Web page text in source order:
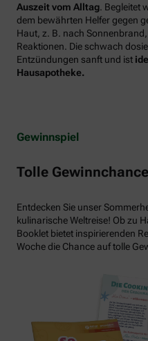
Auszeit vom Alltag .
dem bewährten Helfer gegen
Haut, z. B. nach
Reaktionen. Die schwach
Entzündungen sanft und ist
Hausapotheke.
Gewinnspiel
Tolle
Entdecken Sie unser
kulinarische Weltreise! Ob zu
Booklet bietet inspirierenden
Woche die Chance auf tolle